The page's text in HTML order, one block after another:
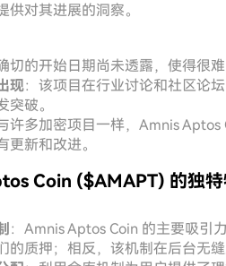
供对其进展的洞察。
切的开始日期尚未透露，使得很
现：该项目在行业讨论和社区论
突破。
许多加密项目一样，Amnis Aptos
更新和改进。
Coin ($AMAPT) 的独特
：Amnis Aptos Coin 的主要吸引
的质押；相反，该机制在后台无缝